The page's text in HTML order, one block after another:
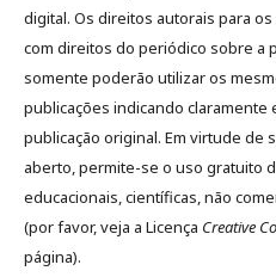
digital. Os direitos autorais para
com direitos do periódico sobre a
somente poderão utilizar os
publicações indicando claramente
publicação original. Em virtude de
aberto, permite-se o uso gratuito
educacionais, científicas, não
(por favor, veja a Licença Creative
página).